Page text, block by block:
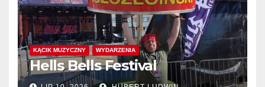
KĄCIK MUZYCZNY WYDARZENIA
Hells Bells Festival